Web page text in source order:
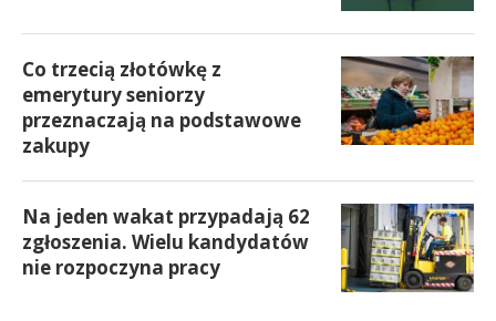
Co trzecią złotówkę z
emerytury seniorzy
przeznaczają na podstawowe
zakupy
Na jeden wakat przypadają 62
zgłoszenia. Wielu kandydatów
nie rozpoczyna pracy